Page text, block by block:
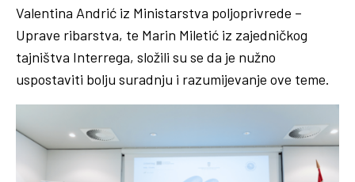
Valentina Andrić iz Ministarstva poljoprivrede –
Uprave ribarstva, te Marin Miletić iz zajedničkog
tajništva Interrega, složili su se da je nužno
uspostaviti bolju suradnju i razumijevanje ove teme.